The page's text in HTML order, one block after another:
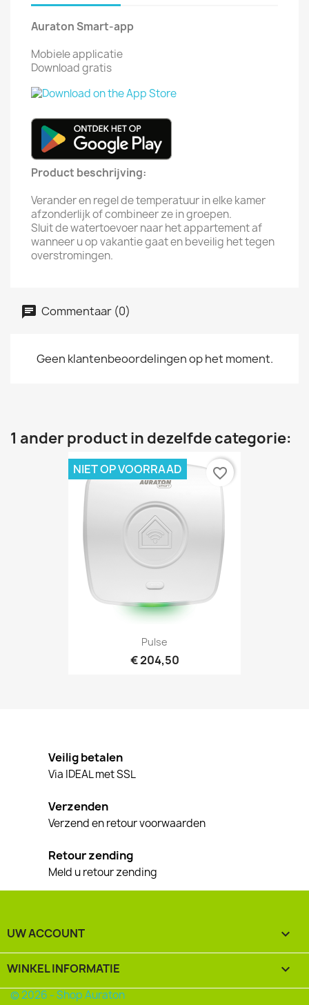
Auraton Smart-app
Mobiele applicatie
Download gratis
Product beschrijving:
Verander en regel de temperatuur in elke kamer
afzonderlijk of combineer ze in groepen.
Sluit de watertoevoer naar het appartement af
wanneer u op vakantie gaat en beveilig het tegen
overstromingen.
Commentaar (0)
Geen klantenbeoordelingen op het moment.
1 ander product in dezelfde categorie:
Pulse
€ 204,50
NIET OP VOORRAAD favorite_border
Veilig betalen
Via IDEAL met SSL
Verzenden
Verzend en retour voorwaarden
Retour zending
Meld u retour zending
UW ACCOUNT 
WINKEL INFORMATIE keyboard_arrow_down
© 2026 - Shop Auraton